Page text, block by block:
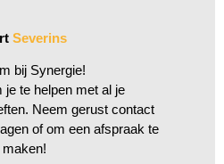
Severins
bij Synergie!
je te helpen met al je
Neem gerust contact
of om een afspraak te
maken!